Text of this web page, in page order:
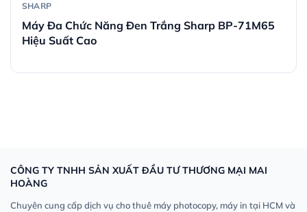
SHARP
Máy Đa Chức Năng Đen Trắng Sharp BP-71M65
Hiệu Suất Cao
CÔNG TY TNHH SẢN XUẤT ĐẦU TƯ THƯƠNG MẠI MAI
HOÀNG
Chuyên cung cấp dịch vụ cho thuê máy photocopy, máy in tại HCM và